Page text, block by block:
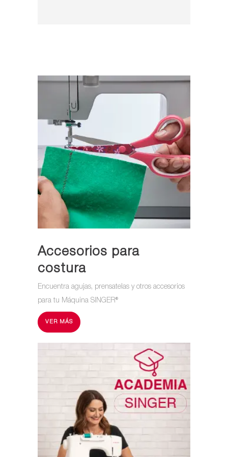
Accesorios para
costura
Encuentra agujas, prensatelas y otros accesorios
para tu Máquina SINGER®
VER MÁS